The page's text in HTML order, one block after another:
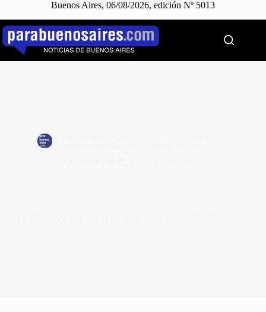
Buenos Aires, 06/08/2026, edición Nº 5013
Saltar
contenido